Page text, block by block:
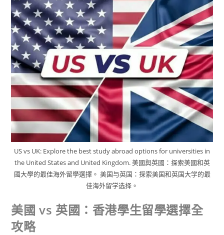
US vs UK: Explore the best study abroad options for universities in
the United States and United Kingdom. 美國與英國：探索美國和英
國大學的最佳海外留學選擇。 美国与英国：探索美国和英国大学的最
佳海外留学选择。
美國 vs 英國：香港學生留學選擇全
攻略